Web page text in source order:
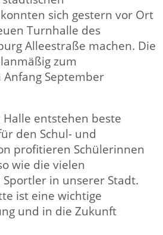
sich gestern vor Ort
Turnhalle des
Alleestraße machen. Die
zum
September
entstehen beste
den Schul- und
profitieren Schülerinnen
wie die vielen
in unserer Stadt.
ist eine wichtige
und in die Zukunft